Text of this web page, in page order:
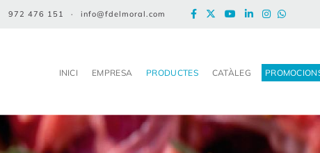
972 476 151 · info@fdelmoral.com
INICI EMPRESA PRODUCTES CATÀLEG